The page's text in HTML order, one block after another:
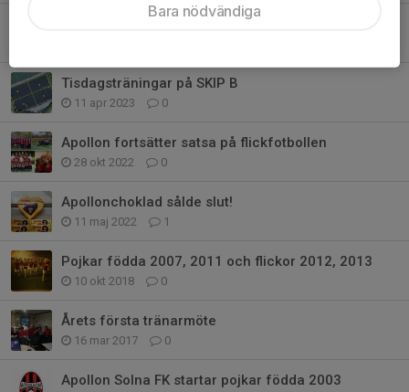
Fotbollsintresserade ungdomar födda 2011/12
Tisdagsträningar på SKIP B
11 apr 2023 0
Apollon fortsätter satsa på flickfotbollen
28 okt 2022 0
Apollonchoklad sålde slut!
11 maj 2022 1
Pojkar födda 2007, 2011 och flickor 2012, 2013
10 okt 2018 0
Årets första tränarmöte
16 mar 2017 0
Apollon Solna FK startar pojkar födda 2003
Bara nödvändiga